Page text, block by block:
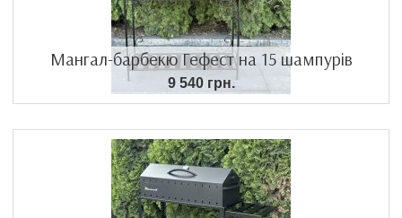
Мангал-барбекю Гефест на 15 шампурів
9 540 грн.